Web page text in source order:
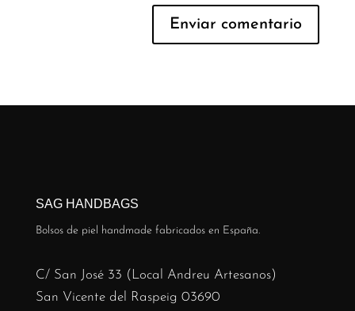
SAG HANDBAGS
Bolsos de piel handmade fabricados en España.
C/ San José 33 (Local Andreu Artesanos)
San Vicente del Raspeig 03690